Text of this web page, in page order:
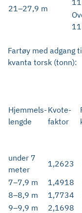
21–27,9 m
Fartøy med adgang
kvanta torsk (tonn):
Hjemmels-
lengde
Kvote-
faktor
under 7
meter
1,2623
7–7,9 m
1,4918
8–8,9 m
1,7734
9–9,9 m
2,1698